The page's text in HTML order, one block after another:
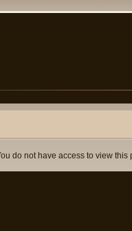
do not have access to view this